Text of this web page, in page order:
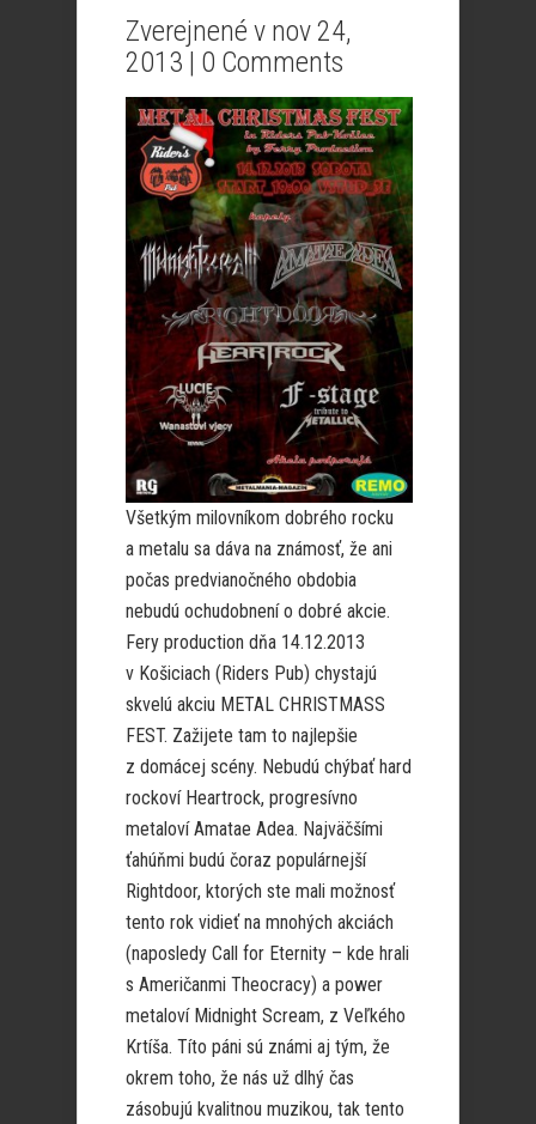
Zverejnené v nov 24,
2013 | 0 Comments
Všetkým milovníkom dobrého rocku
a metalu sa dáva na známosť, že ani
počas predvianočného obdobia
nebudú ochudobnení o dobré akcie.
Fery production dňa 14.12.2013
v Košiciach (Riders Pub) chystajú
skvelú akciu METAL CHRISTMASS
FEST. Zažijete tam to najlepšie
z domácej scény. Nebudú chýbať hard
rockoví Heartrock, progresívno
metaloví Amatae Adea. Najväčšími
ťahúňmi budú čoraz populárnejší
Rightdoor, ktorých ste mali možnosť
tento rok vidieť na mnohých akciách
(naposledy Call for Eternity – kde hrali
s Američanmi Theocracy) a power
metaloví Midnight Scream, z Veľkého
Krtíša. Títo páni sú známi aj tým, že
okrem toho, že nás už dlhý čas
zásobujú kvalitnou muzikou, tak tento